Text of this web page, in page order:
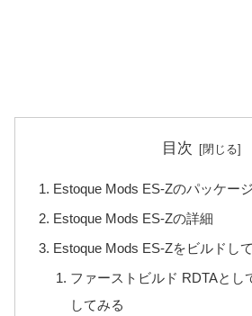
目次
Estoque Mods ES-Zのパッケー
Estoque Mods ES-Zの詳細
Estoque Mods ES-Zをビルドし
ファーストビルド RDTAとし
してみる